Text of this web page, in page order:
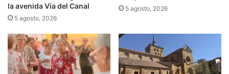
la avenida Vía del Canal
5 agosto, 2026
5 agosto, 2026